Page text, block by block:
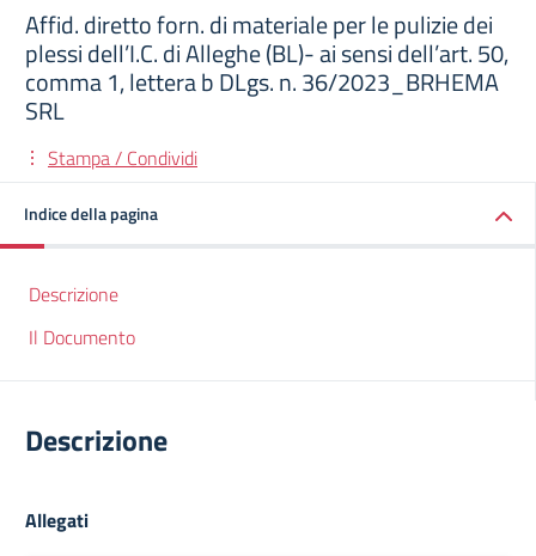
Affid. diretto forn. di materiale per le pulizie dei
plessi dell’I.C. di Alleghe (BL)- ai sensi dell’art. 50,
comma 1, lettera b DLgs. n. 36/2023_BRHEMA
SRL
Stampa / Condividi
Indice della pagina
Descrizione
Il Documento
Descrizione
Allegati